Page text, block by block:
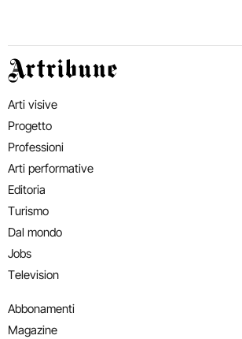
Artribune
Arti visive
Progetto
Professioni
Arti performative
Editoria
Turismo
Dal mondo
Jobs
Television
Abbonamenti
Magazine